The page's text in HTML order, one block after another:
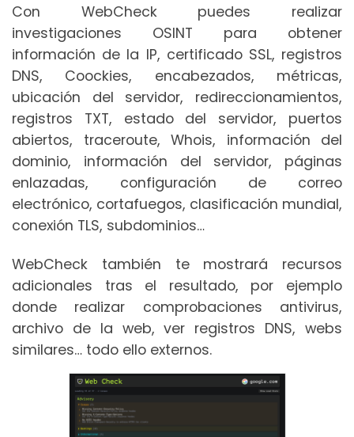
Con WebCheck puedes realizar
investigaciones OSINT para obtener
información de la IP, certificado SSL, registros
DNS, Coockies, encabezados, métricas,
ubicación del servidor, redireccionamientos,
registros TXT, estado del servidor, puertos
abiertos, traceroute, Whois, información del
dominio, información del servidor, páginas
enlazadas, configuración de correo
electrónico, cortafuegos, clasificación mundial,
conexión TLS, subdominios…
WebCheck también te mostrará recursos
adicionales tras el resultado, por ejemplo
donde realizar comprobaciones antivirus,
archivo de la web, ver registros DNS, webs
similares… todo ello externos.